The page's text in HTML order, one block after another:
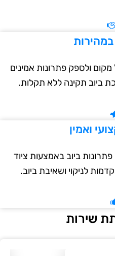
ולספק פתרונות אמינים
תקינה ללא תקלות.
ואמין
ביוב באמצעות ציוד
לניקוי ושאיבת ביוב.
שירות